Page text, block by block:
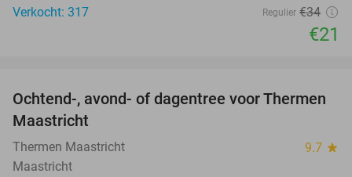
Verkocht: 317 Regulier €34
€21
25%
Ochtend-, avond- of dagentree voor Thermen
Maastricht
Thermen Maastricht 9.7 star
Maastricht